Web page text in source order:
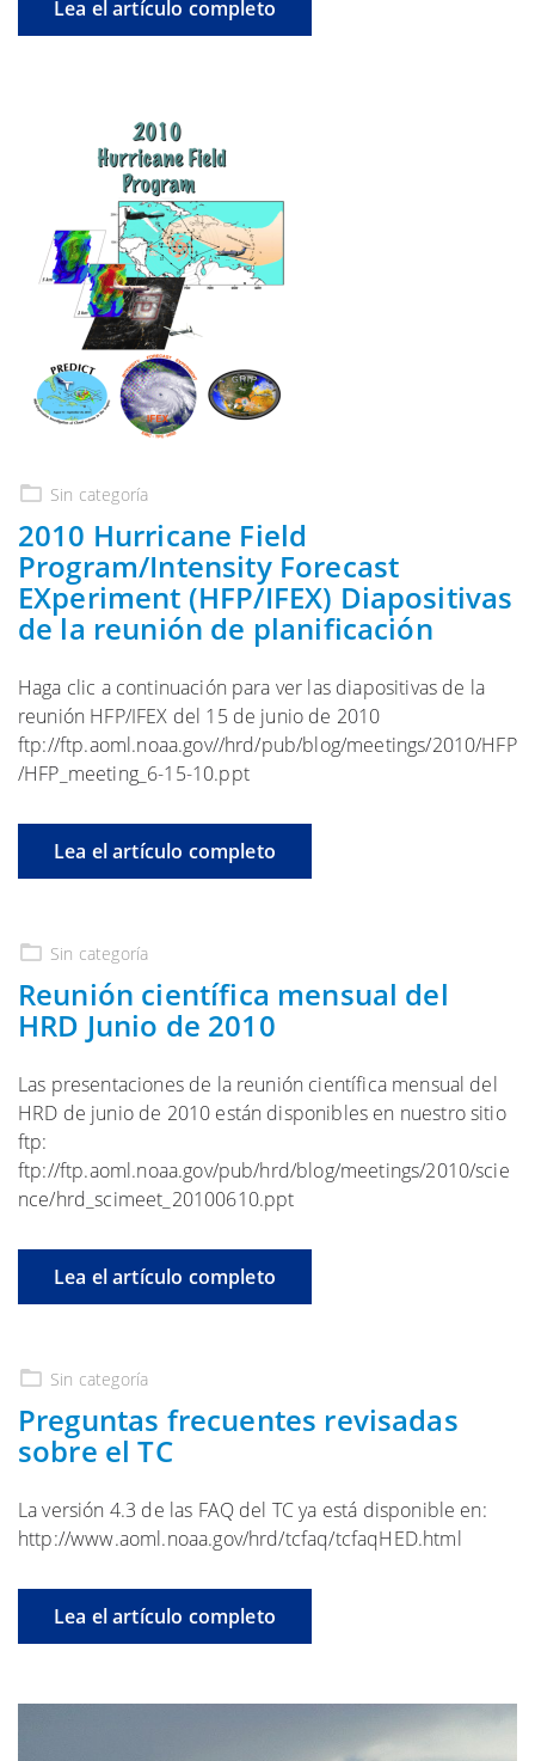
Lea el artículo completo
Sin categoría
2010 Hurricane Field
Program/Intensity Forecast
EXperiment (HFP/IFEX) Diapositivas
de la reunión de planificación
Haga clic a continuación para ver las diapositivas de la
reunión HFP/IFEX del 15 de junio de 2010
ftp://ftp.aoml.noaa.gov//hrd/pub/blog/meetings/2010/HFP
/HFP_meeting_6-15-10.ppt
Lea el artículo completo
Sin categoría
Reunión científica mensual del
HRD Junio de 2010
Las presentaciones de la reunión científica mensual del
HRD de junio de 2010 están disponibles en nuestro sitio
ftp:
ftp://ftp.aoml.noaa.gov/pub/hrd/blog/meetings/2010/scie
nce/hrd_scimeet_20100610.ppt
Lea el artículo completo
Sin categoría
Preguntas frecuentes revisadas
sobre el TC
La versión 4.3 de las FAQ del TC ya está disponible en:
http://www.aoml.noaa.gov/hrd/tcfaq/tcfaqHED.html
Lea el artículo completo